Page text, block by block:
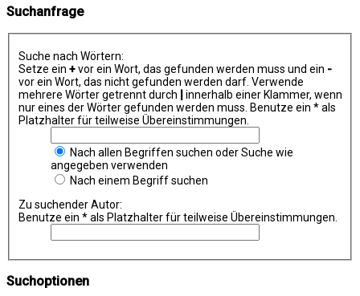
Suchanfrage
Suche nach Wörtern:
Setze ein +vor ein Wort, das gefunden werden muss und ein -
vor ein Wort, das nicht gefunden werden darf. Verwende
mehrere Wörter getrennt durch
innerhalb einer Klammer, wenn
nur eines der Wörter gefunden werden muss. Benutze ein * als
Platzhalter für teilweise Übereinstimmungen.
Nach allen Begriffen suchen oder Suche wie
angegeben verwenden
Nach einem Begriff suchen
Zu suchender Autor:
Benutze ein * als Platzhalter für teilweise Übereinstimmungen.
Suchoptionen